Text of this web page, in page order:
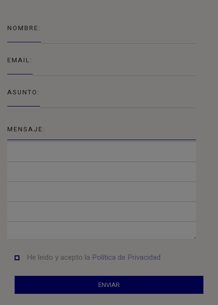
NOMBRE:
EMAIL:
ASUNTO:
MENSAJE:
He leido y acepto la Política de Privacidad
ENVIAR